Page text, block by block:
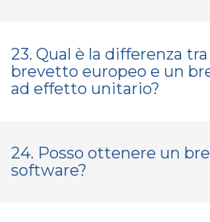
23. Qual è la differenza
brevetto europeo e un
ad effetto unitario?
24. Posso ottenere un
software?